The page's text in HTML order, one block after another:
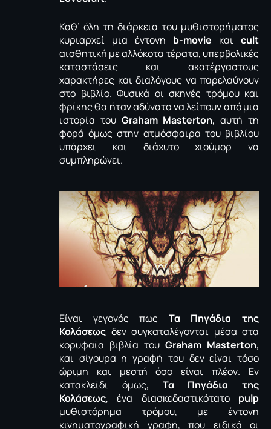
Καθ’ όλη τη διάρκεια του μυθιστορήματος
κυριαρχεί μια έντονη b-movie και cult
αισθητική με αλλόκοτα τέρατα, υπερβολικές
καταστάσεις και ακατέργαστους
χαρακτήρες και διαλόγους να παρελαύνουν
στο βιβλίο. Φυσικά οι σκηνές τρόμου και
φρίκης θα ήταν αδύνατο να λείπουν από μια
ιστορία του Graham Masterton, αυτή τη
φορά όμως στην ατμόσφαιρα του βιβλίου
υπάρχει και διάχυτο χιούμορ να
συμπληρώνει.
Είναι γεγονός πως Τα Πηγάδια της
Κολάσεως δεν συγκαταλέγονται μέσα στα
κορυφαία βιβλία του Graham Masterton,
και σίγουρα η γραφή του δεν είναι τόσο
ώριμη και μεστή όσο είναι πλέον. Εν
κατακλείδι όμως, Τα Πηγάδια της
Κολάσεως, ένα διασκεδαστικότατο pulp
μυθιστόρημα τρόμου, με έντονη
κινηματογραφική γραφή, που ειδικά οι